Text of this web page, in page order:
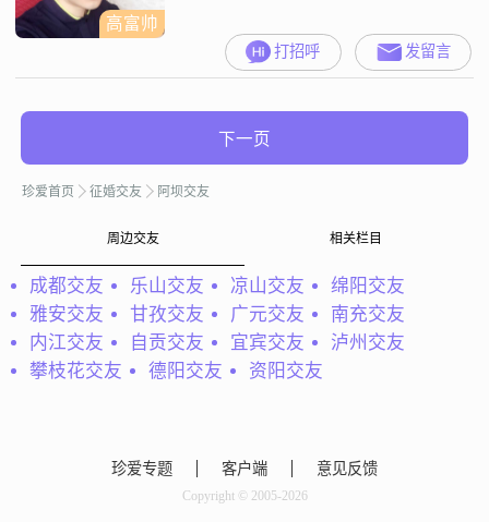
高富帅
打招呼 发留言
下一页
珍爱首页 征婚交友 阿坝交友
周边交友 相关栏目
成都交友 乐山交友 凉山交友
绵阳交友
雅安交友
甘孜交友 广元交友
南充交友
内江交友
自贡交友 宜宾交友
泸州交友
攀枝花交友
德阳交友 资阳交友
珍爱专题 客户端 意见反馈
Copyright © 2005-2026